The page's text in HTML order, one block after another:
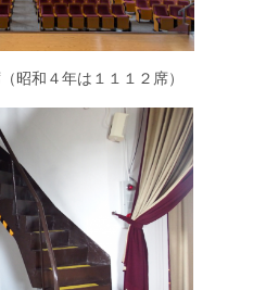
昭和４年は１１１２席）